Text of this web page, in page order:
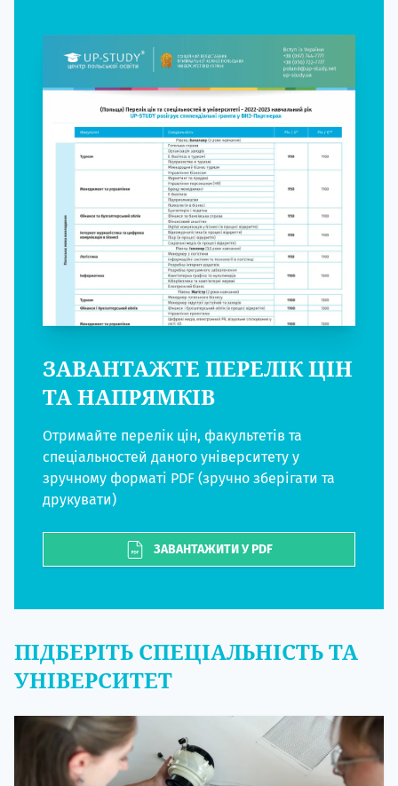
ЗАВАНТАЖТЕ ПЕРЕЛІК ЦІН
ТА НАПРЯМКІВ
Отримайте перелік цін, факультетів та
спеціальностей даного університету у
зручному форматі PDF (зручно зберігати та
друкувати)
ЗАВАНТАЖИТИ У PDF
ПІДБЕРІТЬ СПЕЦІАЛЬНІСТЬ ТА
УНІВЕРСИТЕТ